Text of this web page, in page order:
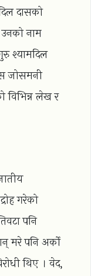
दासको
नाम
श्यामदिल
जोसमनी
विभिन्न लेख र
गरेको
पनि
मरे पनि अर्को
थिए । वेद,